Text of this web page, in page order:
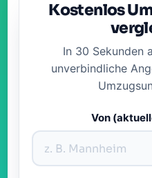
Kostenlos
In 30 Sekunden
unverbindliche
Von